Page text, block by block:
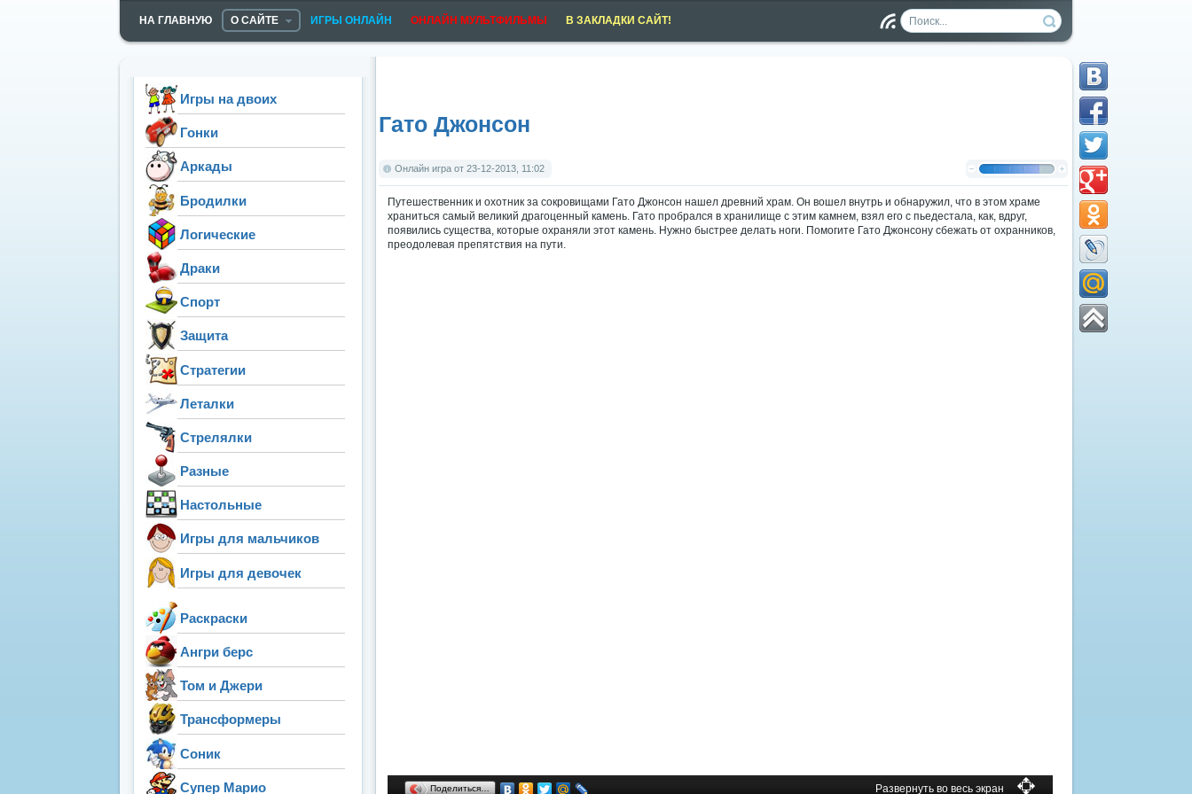
НА ГЛАВНУЮ О САЙТЕ ИГРЫ ОНЛАЙН ОНЛАЙН МУЛЬТФИЛЬМЫ
В ЗАКЛАДКИ САЙТ!
ен
Гато Джонсон
Онлайн игра от 23-12-2013, 11:02
Путешественник и охотник за сокровищами Гато Джонсон нашел древний храм. Он вошел внутрь и обнаружил, что в этом храме
храниться самый великий драгоценный камень. Гато пробрался в хранилище с этим камнем, взял его с пьедестала, как, вдруг,
появились существа, которые охраняли этот камень. Нужно быстрее делать ноги. Помогите Гато Джонсону сбежать от охранников,
преодолевая препятствия на пути.
Поделиться… Развернуть во весь экран
Игры на двоих
Гонки
Аркады
Бродилки
Логические
Драки
Спорт
Защита
Стратегии
Леталки
Стрелялки
Разные
Настольные
Игры для мальчиков
Игры для девочек
Раскраски
Ангри берс
Том и Джери
Трансформеры
Соник
Супер Марио